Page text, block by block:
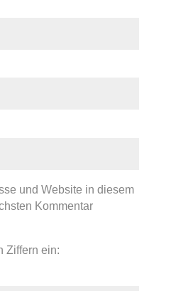
und Website in diesem
Kommentar
Ziffern ein: